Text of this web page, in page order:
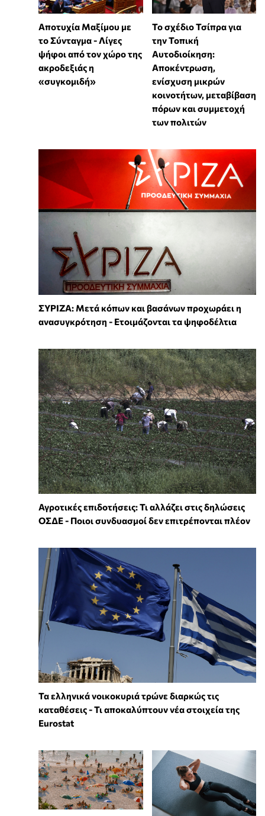
Αποτυχία Μαξίμου με
το Σύνταγμα - Λίγες
ψήφοι από τον χώρο της
ακροδεξιάς η
«συγκομιδή»
Το σχέδιο Τσίπρα για
την Τοπική
Αυτοδιοίκηση:
Αποκέντρωση,
ενίσχυση μικρών
κοινοτήτων, μεταβίβαση
πόρων και συμμετοχή
των πολιτών
ΣΥΡΙΖΑ: Μετά κόπων και βασάνων προχωράει η
ανασυγκρότηση - Ετοιμάζονται τα ψηφοδέλτια
Αγροτικές επιδοτήσεις: Τι αλλάζει στις δηλώσεις
ΟΣΔΕ - Ποιοι συνδυασμοί δεν επιτρέπονται πλέον
Τα ελληνικά νοικοκυριά τρώνε διαρκώς τις
καταθέσεις - Τι αποκαλύπτουν νέα στοιχεία της
Eurostat